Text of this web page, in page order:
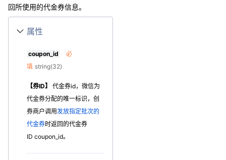
回所使用的代金券信息。
属性
coupon_id
必
填 string(32)
【券ID】
代金券id，微信为
代金券分配的唯一标识，创
券商户调用发放指定批次的
代金券时返回的代金券
ID coupon_id。